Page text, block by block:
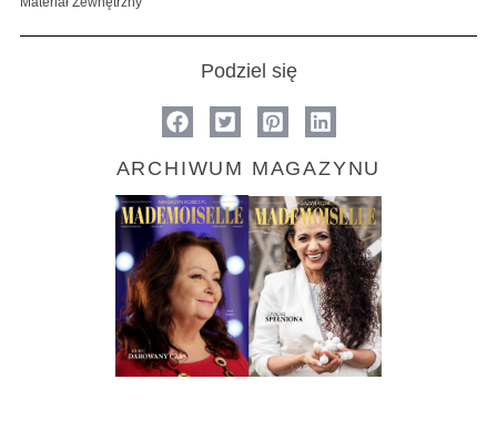
Podziel się
ARCHIWUM MAGAZYNU